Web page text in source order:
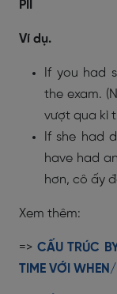
PII
Ví dụ.
If you had
the exam.
vượt qua kì
If she had
have had
hơn, cô ấy
Xem thêm:
=> CẤU TRÚC
TIME VỚI